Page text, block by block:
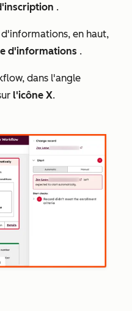
.
en haut,
d'informations .
dans l'angle
l'icône X.